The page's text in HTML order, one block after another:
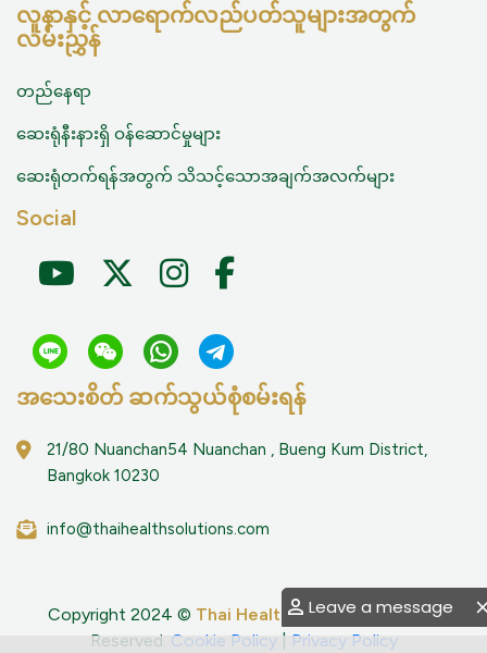
Leave a message
လူနာနှင့် လာရောက်လည်ပတ်သူများအတွက်
လမ်းညွှန်
တည်နေရာ
ဆေးရုံနီးနားရှိ ဝန်‌ဆောင်မှုများ
ဆေးရုံတက်ရန်အတွက် သိသင့်သောအချက်အလက်များ
Social
အသေးစိတ် ဆက်သွယ်စုံစမ်းရန်
21/80 Nuanchan54 Nuanchan , Bueng Kum District,
Bangkok 10230
info@thaihealthsolutions.com
Copyright 2024 © Thai Health Solutions All Right
Reserved. Cookie Policy| Privacy Policy